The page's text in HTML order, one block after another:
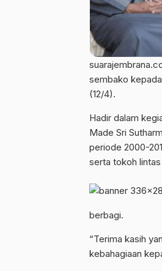
sembako
(12/4).
Hadir dalam
Made Sri
periode 2000-
serta tokoh
berbagi.
“Terima kasih
kebahagiaan